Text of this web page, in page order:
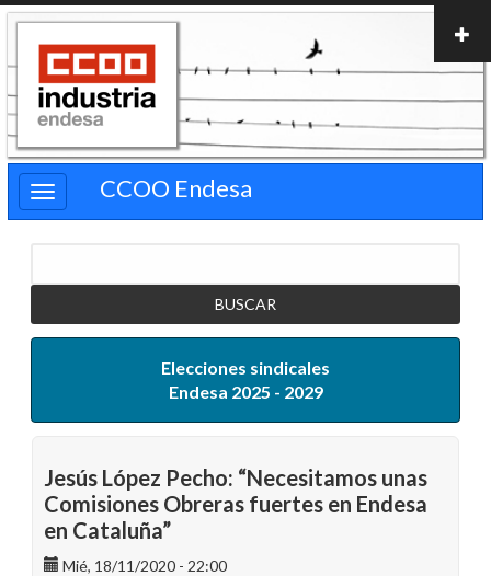
Pasar
contenido
principal
CCOO Endesa
Elecciones sindicales
Endesa 2025 - 2029
Jesús López Pecho: “Necesitamos unas
Comisiones Obreras fuertes en Endesa
en Cataluña”
Mié, 18/11/2020 - 22:00